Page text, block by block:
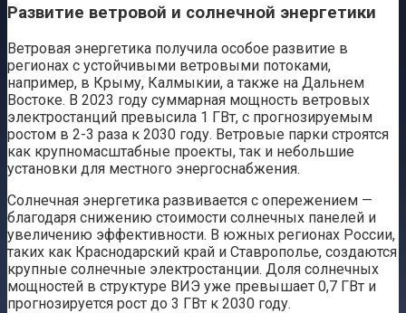
Развитие ветровой и солнечной энергетики
Ветровая энергетика получила особое развитие в
регионах с устойчивыми ветровыми потоками,
например, в Крыму, Калмыкии, а также на Дальнем
Востоке. В 2023 году суммарная мощность ветровых
электростанций превысила 1 ГВт, с прогнозируемым
ростом в 2-3 раза к 2030 году. Ветровые парки строятся
как крупномасштабные проекты, так и небольшие
установки для местного энергоснабжения.
Солнечная энергетика развивается с опережением —
благодаря снижению стоимости солнечных панелей и
увеличению эффективности. В южных регионах России,
таких как Краснодарский край и Ставрополье, создаются
крупные солнечные электростанции. Доля солнечных
мощностей в структуре ВИЭ уже превышает 0,7 ГВт и
прогнозируется рост до 3 ГВт к 2030 году.